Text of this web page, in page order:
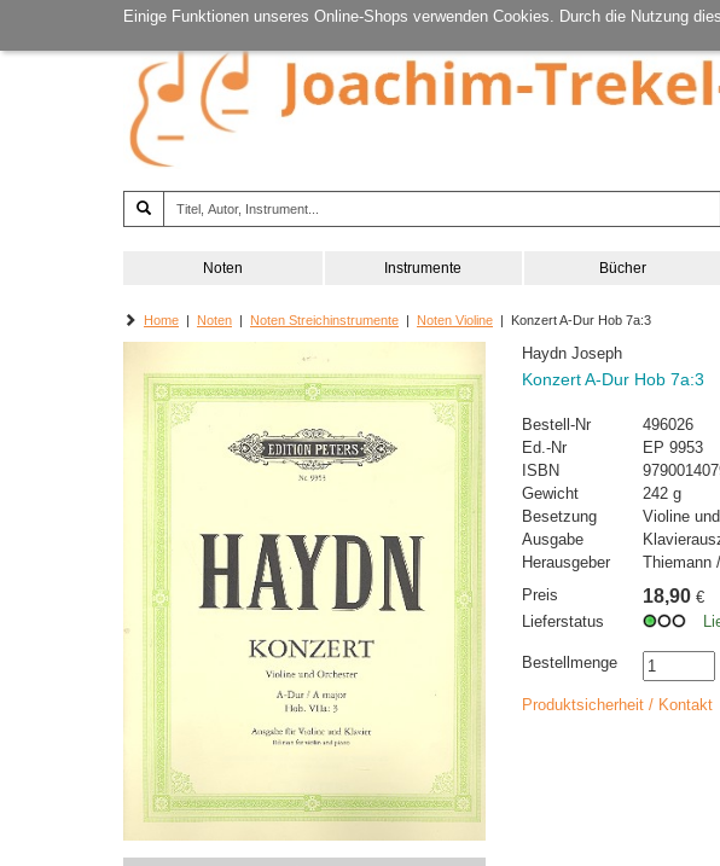
Einige Funktionen unseres Online-Shops verwenden Cookies. Durch die Nutzung
Noten Instrumente Bücher
Home | Noten | Noten Streichinstrumente | Noten Violine | Konzert A-Dur Hob 7a:3
Haydn Joseph
Konzert A-Dur Hob 7a:3
Bestell-Nr
496026
Ed.-Nr
EP 9953
ISBN
Gewicht
242 g
Besetzung
Violine
Ausgabe
Herausgeber
Thiemann
Preis
18,90 €
Lieferstatus
Bestellmenge
Produktsicherheit / Kontakt